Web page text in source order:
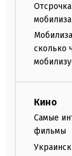
сколько
Кино
Самые
фильмы